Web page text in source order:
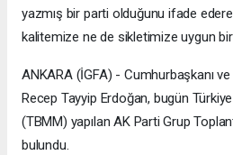
yazmış bir parti olduğunu ifade
kalitemize ne de sikletimize uygun
ANKARA (İGFA) - Cumhurbaşkanı
Recep Tayyip Erdoğan, bugün
(TBMM) yapılan AK Parti Grup
bulundu.